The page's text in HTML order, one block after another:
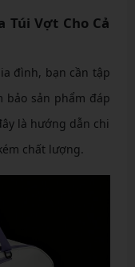
Túi Vợt Cho Cả
đình, bạn cần tập
bảo sản phẩm đáp
là hướng dẫn chi
chất lượng.